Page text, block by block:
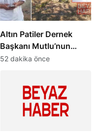
Altın Patiler Dernek
Başkanı Mutlu’nun
öldürülmesiyle 5 kişi
52 dakika önce